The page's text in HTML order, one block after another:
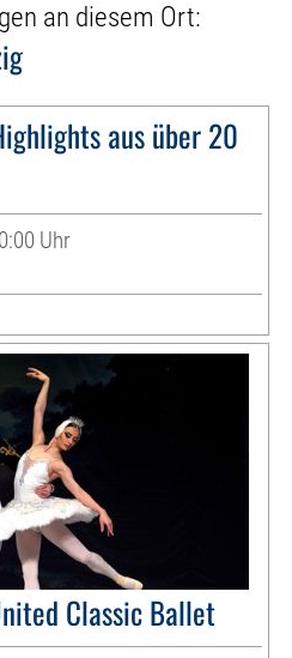
an diesem Ort:
aus über 20
Uhr
Classic Ballet